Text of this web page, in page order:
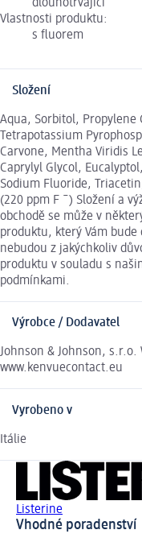
dlouhotrvající
Vlastnosti produktu:
s fluorem
Složení
Aqua, Sorbitol, Propylene
Tetrapotassium
Carvone, Mentha Viridis
Caprylyl Glycol,
Sodium Fluoride,
(220 ppm F ¯) Složení a
obchodě se může v
produktu, který Vám bude
nebudou z jakýchkoliv
produktu v souladu s
podmínkami.
Výrobce / Dodavatel
Johnson & Johnson, s.r.o.
www.kenvuecontact.eu
Vyrobeno v
Itálie
Listerine
Vhodné poradenství